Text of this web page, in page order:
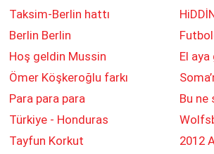
Taksim-Berlin hattı
Berlin Berlin
Hoş geldin Mussin
El
Ömer Köşkeroğlu farkı
Para para para
Bu ne
Türkiye - Honduras
Tayfun Korkut
2012
Fındıkların keyfi